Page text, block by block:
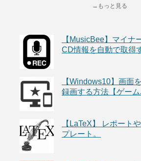
→もっと見る
【MusicBee】マイナ
CD情報を自動で取得
【Windows10】画面
録画する方法【ゲーム
【LaTeX】 レポート
プレート。